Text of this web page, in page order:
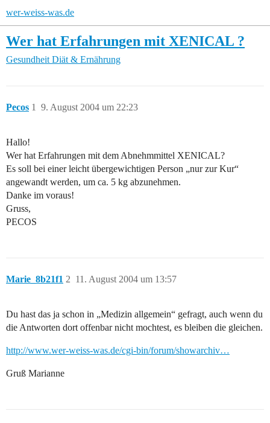
wer-weiss-was.de
Wer hat Erfahrungen mit XENICAL ?
Gesundheit Diät & Ernährung
Pecos 9. August 2004 um 22:23
1
Hallo!
Wer hat Erfahrungen mit dem Abnehmmittel XENICAL?
Es soll bei einer leicht übergewichtigen Person „nur zur Kur“
angewandt werden, um ca. 5 kg abzunehmen.
Danke im voraus!
Gruss,
PECOS
Marie_8b21f1 11. August 2004 um 13:57
2
Du hast das ja schon in „Medizin allgemein“ gefragt, auch wenn du
die Antworten dort offenbar nicht mochtest, es bleiben die gleichen.
http://www.wer-weiss-was.de/cgi-bin/forum/showarchiv…
Gruß Marianne